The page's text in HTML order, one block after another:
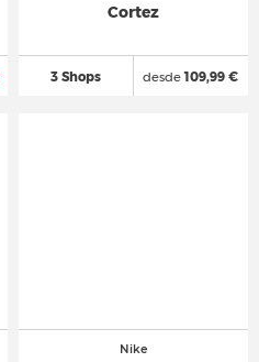
Cortez
3 Shops desde109,99 €
Nike